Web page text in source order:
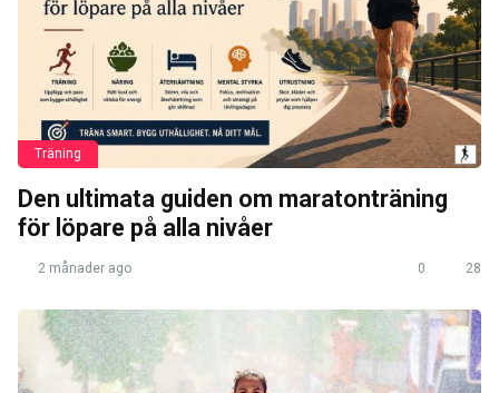
Träning
Den ultimata guiden om maratonträning
för löpare på alla nivåer
2 månader ago 0 28